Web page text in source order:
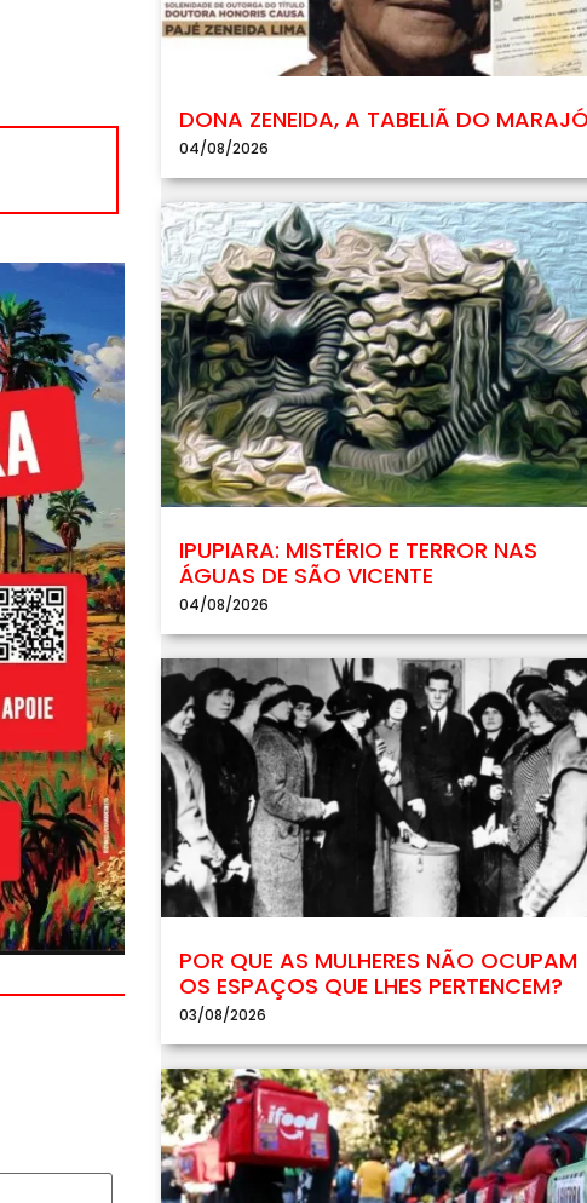
DONA ZENEIDA, A TABELIÃ DO
04/08/2026
IPUPIARA: MISTÉRIO E TERROR NAS
ÁGUAS DE SÃO VICENTE
04/08/2026
POR QUE AS MULHERES NÃO OCUPAM
OS ESPAÇOS QUE LHES PERTENCEM?
03/08/2026